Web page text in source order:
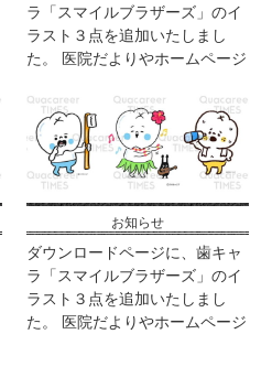
ラ「スマイルブラザーズ」のイ
ラスト３点を追加いたしまし
た。 医院だよりやホームページ
ァイルでの配布となります。画
像はPNG形式となります。 ※素
材として使用す […]
お知らせ
ダウンロードページに、歯キャ
ラ「スマイルブラザーズ」のイ
ラスト３点を追加いたしまし
た。 医院だよりやホームページ